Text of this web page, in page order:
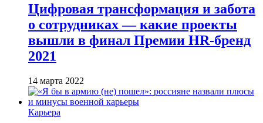
Цифровая трансформация и забота
о сотрудниках — какие проекты
вышли в финал Премии HR-бренд
2021
14 марта 2022
Карьера